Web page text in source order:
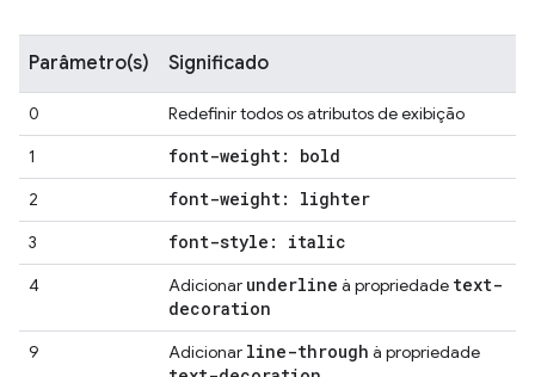
Parâmetro(s) Significado
0
Redefinir todos os atributos de exibição
1
font-weight: bold
2 font-weight: lighter
3 font-style: italic
4 Adicionar underline à propriedade text-
decoration
9 Adicionar line-through à propriedade